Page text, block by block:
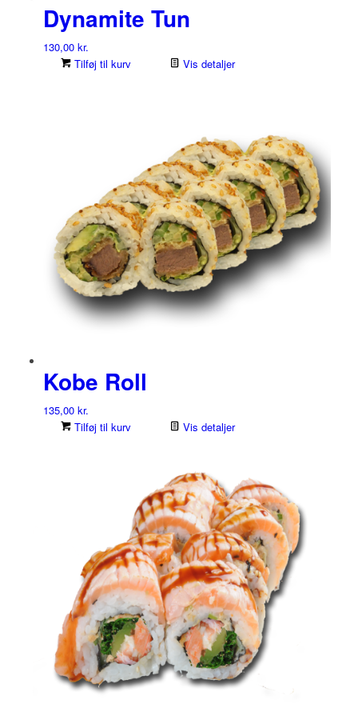
Dynamite Tun
130,00 kr.
Tilføj til kurv
Vis detaljer
Kobe Roll
135,00 kr.
Tilføj til kurv
Vis detaljer